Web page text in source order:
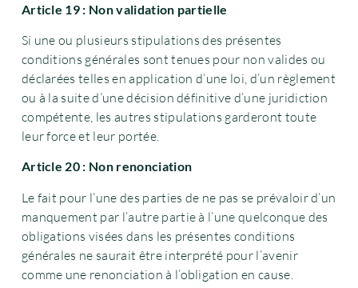
Article 19 : Non validation partielle
Si une ou plusieurs stipulations des présentes
conditions générales sont tenues pour non valides ou
déclarées telles en application d’une loi, d’un règlement
ou à la suite d’une décision définitive d’une juridiction
compétente, les autres stipulations garderont toute
leur force et leur portée.
Article 20 : Non renonciation
Le fait pour l’une des parties de ne pas se prévaloir d’un
manquement par l’autre partie à l’une quelconque des
obligations visées dans les présentes conditions
générales ne saurait être interprété pour l’avenir
comme une renonciation à l’obligation en cause.